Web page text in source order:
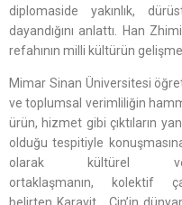
diplomaside yakınlık,
dayandığını anlattı. Han
refahının milli kültürün
Mimar Sinan Üniversitesi
ve toplumsal verimliliğin
ürün, hizmet gibi çıktıların
olduğu tespitiyle
olarak kültürel
ortaklaşmanın, kolektif